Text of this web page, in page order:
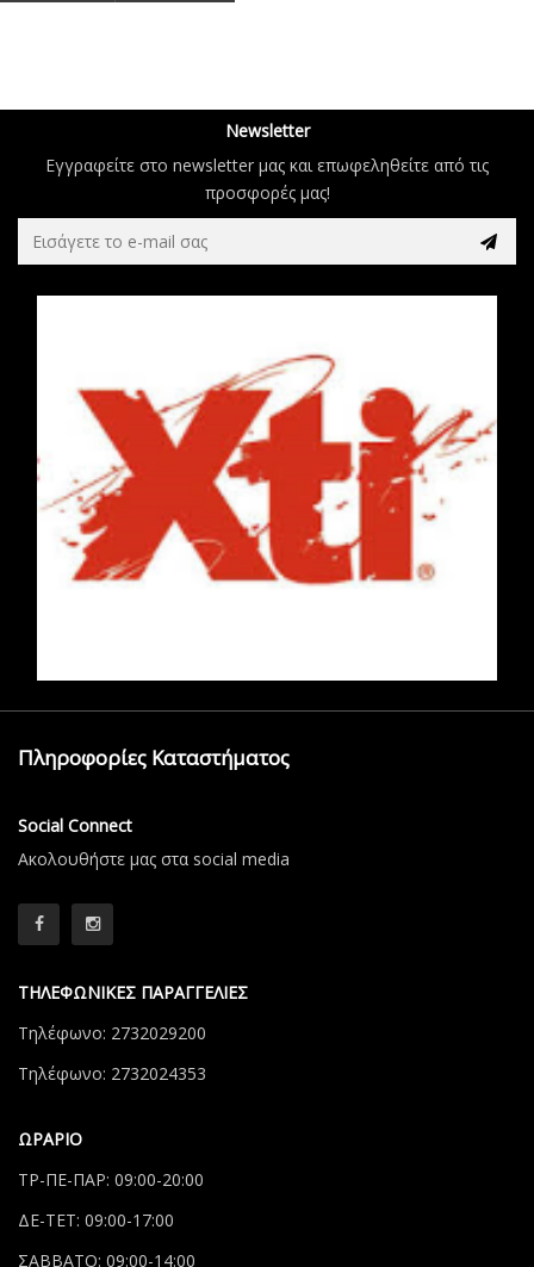
Newsletter
Εγγραφείτε στο newsletter μας και επωφεληθείτε από τις
προσφορές μας!
Πληροφορίες Καταστήματος
Social Connect
Aκολουθήστε μας στα social media
ΤΗΛΕΦΩΝΙΚΕΣ ΠΑΡΑΓΓΕΛΙΕΣ
Τηλέφωνο: 2732029200
Τηλέφωνο: 2732024353
ΩΡΑΡΙΟ
ΤΡ-ΠΕ-ΠΑΡ: 09:00-20:00
ΔΕ-ΤΕΤ: 09:00-17:00
ΣΑΒΒΑΤΟ: 09:00-14:00